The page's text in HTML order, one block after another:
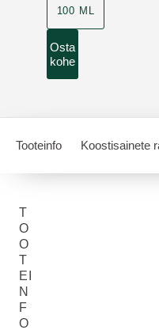
100 ML
Osta
kohe
Tooteinfo Koostisainete
T
O
O
T
EI
N
F
O